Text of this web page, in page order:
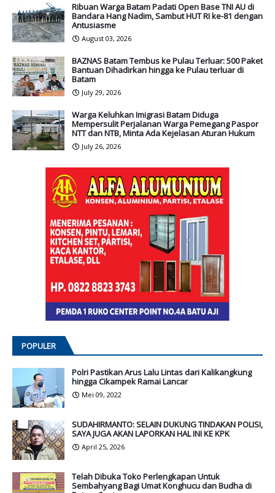
Ribuan Warga Batam Padati Open Base TNI AU di
Bandara Hang Nadim, Sambut HUT RI ke-81 dengan
Antusiasme
August 03, 2026
BAZNAS Batam Tembus ke Pulau Terluar: 500 Paket
Bantuan Dihadirkan hingga ke Pulau terluar di
Batam
July 29, 2026
Warga Keluhkan Imigrasi Batam Diduga
Mempersulit Perjalanan Warga Pemegang Paspor
NTT dan NTB, Minta Ada Kejelasan Aturan Hukum
July 26, 2026
POPULER
Polri Pastikan Arus Lalu Lintas dari Kalikangkung
hingga Cikampek Ramai Lancar
Mei 09, 2022
SUDAHIRMANTO: SELAIN DUKUNG TINDAKAN POLISI,
SAYA JUGA AKAN LAPORKAN HAL INI KE KPK
April 25, 2026
Telah Dibuka Toko Perlengkapan Untuk
Sembahyang Bagi Umat Konghucu dan Budha di